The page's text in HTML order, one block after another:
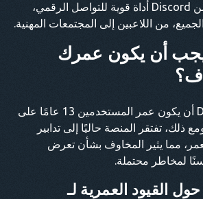
وتجعل هذه الميزات من Discord أداة قوية للتواصل الرقمي،
من اللاعبين إلى المجتمعات المهنية.
كم يجب أن يكون عمرك
تتطلب منصة Discord أن يكون عمر المستخدمين 13 عامًا على
ذلك، تفتقر المنصة حاليًا إلى تدابير
مما يثير المخاوف بشأن تعرض
لمخاطر محتملة.
القيود العمرية لـ